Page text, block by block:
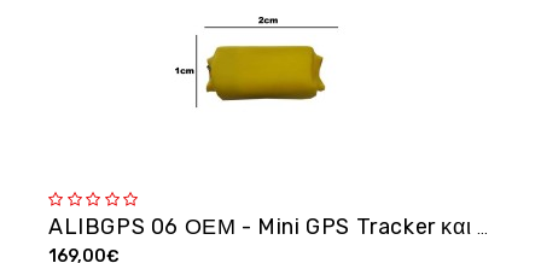
ALIBGPS 06 ΟΕΜ - Mini GPS Tracker και φω�...
169,00€